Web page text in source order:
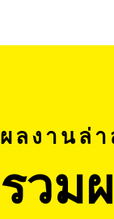
ผลงานล่า
รวม